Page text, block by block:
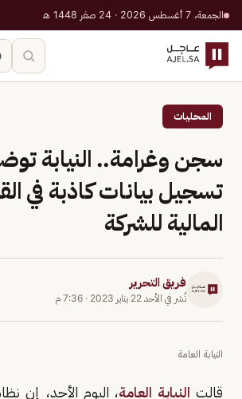
الجمعة، 7 أغسطس 2026 · 24 صفر 1448 هـ
المحليات
سجن وغرامة.. النيابة
تسجيل بيانات كاذبة في
المالية للشركة
فريق التحرير
نُشر في الأحد 22 يناير 2023 · 7:36 م
النيابة العامة
قالت النيابة العامة، اليوم الأحد، إن